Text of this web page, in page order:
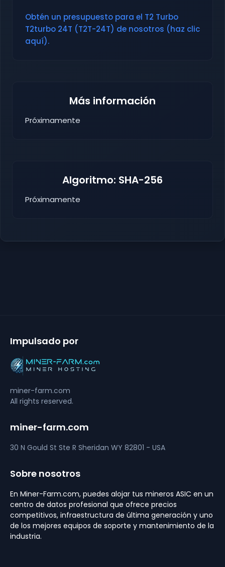
Obtén un presupuesto para el T2 Turbo
T2turbo 24T (T2T-24T) de nosotros (haz clic
aquí).
Más información
Próximamente
Algoritmo: SHA-256
Próximamente
Impulsado por
miner-farm.com
All rights reserved.
miner-farm.com
30 N Gould St Ste R Sheridan WY 82801 - USA
Sobre nosotros
En Miner-Farm.com, puedes alojar tus mineros ASIC en un
centro de datos profesional que ofrece precios
competitivos, infraestructura de última generación y uno
de los mejores equipos de soporte y mantenimiento de la
industria.